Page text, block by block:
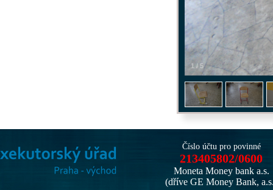
1 / 5
Číslo účtu pro povinné
213405802/0600
Moneta Money bank a.s.
(dříve GE Money Bank,